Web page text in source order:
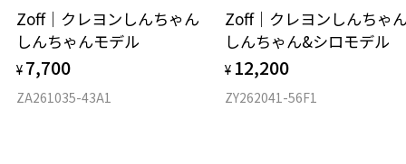
仕上がり寸法
D 仕上がりの横幅：約138mm
安心2 視力測定無料
視力の変化を早めに発見するために、定期的な視
力測定をおすすめいたします。
オンラインストアでフレームのみ購入して、
実店舗で度付きにできます
ご購入時に「レンズ交換券」をお選びいただくと、実店舗で
度数を測定のうえ、度付きレンズ（標準セットレンズ）へ無
Zoff｜クレヨンしんちゃん
しんちゃんモデル
¥ 7,700
ZA261035-43A1
Zoff｜クレヨンしんち
しんちゃん&シロモデル
¥ 12,200
ZY262041-56F1